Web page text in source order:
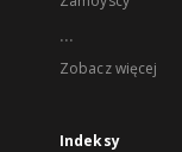
...
Zobacz więcej
Indeksy